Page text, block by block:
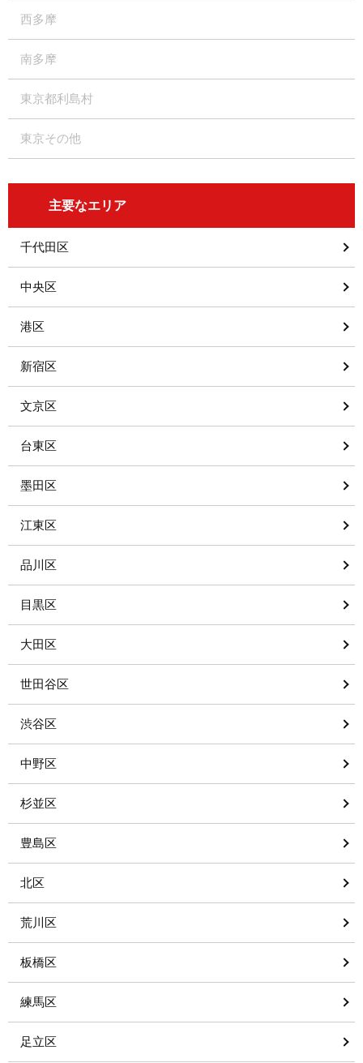
西多摩
南多摩
東京都利島村
東京その他
主要なエリア
千代田区
中央区
港区
新宿区
文京区
台東区
墨田区
江東区
品川区
目黒区
大田区
世田谷区
渋谷区
中野区
杉並区
豊島区
北区
荒川区
板橋区
練馬区
足立区